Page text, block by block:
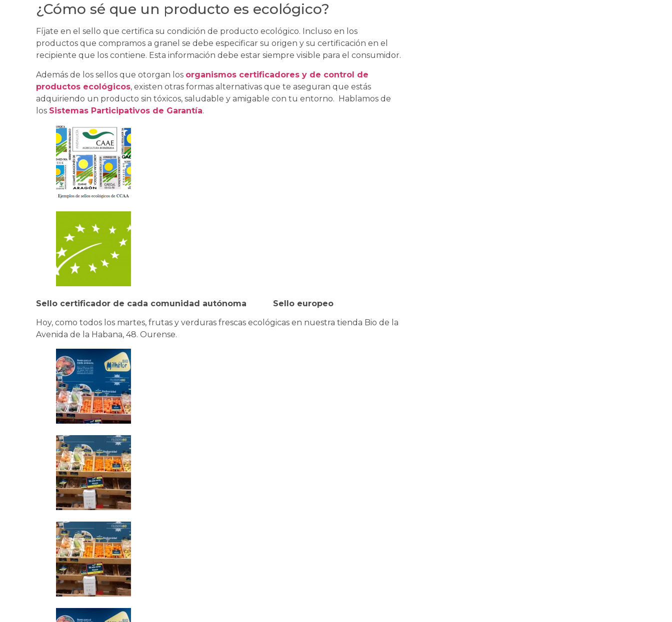
¿Cómo sé que un producto es ecológico?
Fíjate en el sello que certifica su condición de producto ecológico. Incluso en los
productos que compramos a granel se debe especificar su origen y su certificación en el
recipiente que los contiene. Esta información debe estar siempre visible para el consumidor.
Además de los sellos que otorgan los organismos certificadores y de control de
productos ecológicos, existen otras formas alternativas que te aseguran que estás
adquiriendo un producto sin tóxicos, saludable y amigable con tu entorno. Hablamos de
los Sistemas Participativos de Garantía.
Sello certificador de cada comunidad autónoma Sello europeo
Hoy, como todos los martes, frutas y verduras frescas ecológicas en nuestra tienda Bio de la
Avenida de la Habana, 48. Ourense.